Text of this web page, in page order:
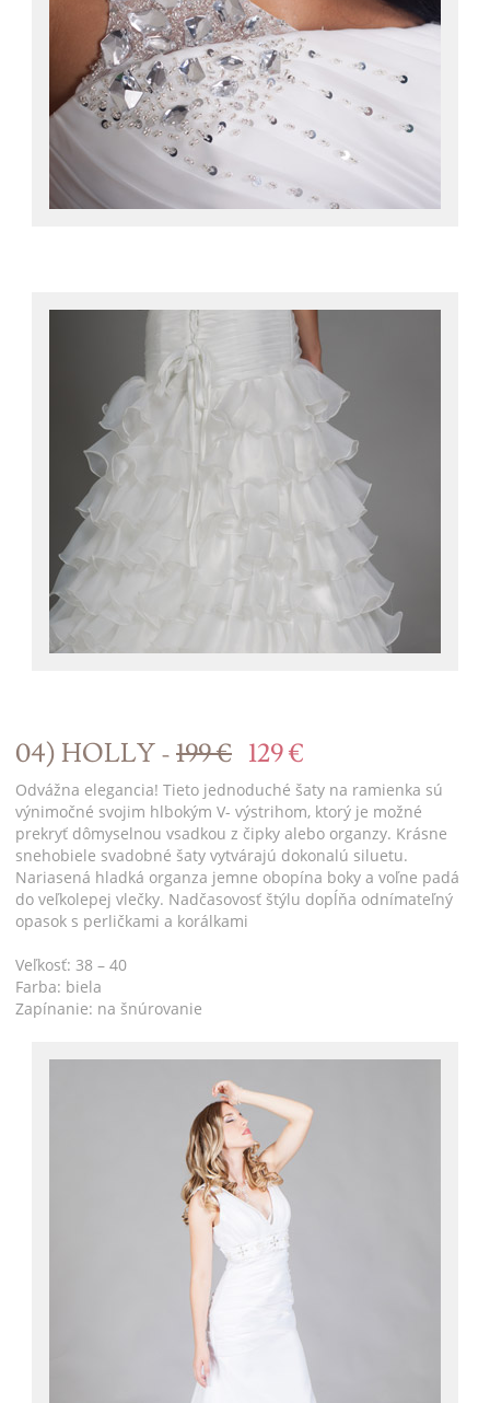
04) HOLLY -199 € 129 €
Odvážna elegancia! Tieto jednoduché šaty na ramienka sú
výnimočné svojim hlbokým V- výstrihom, ktorý je možné
prekryť dômyselnou vsadkou z čipky alebo organzy. Krásne
snehobiele svadobné šaty vytvárajú dokonalú siluetu.
Nariasená hladká organza jemne obopína boky a voľne padá
do veľkolepej vlečky. Nadčasovosť štýlu dopĺňa odnímateľný
opasok s perličkami a korálkami
Veľkosť: 38 – 40
Farba: biela
Zapínanie: na šnúrovanie